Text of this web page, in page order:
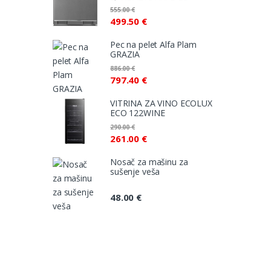
499.50 €
555.00€
Pec na pelet Alfa Plam
GRAZIA
797.40 €
886.00€
VITRINA ZA VINO ECOLUX
ECO 122WINE
261.00 €
290.00€
Nosač za mašinu za
sušenje veša
48.00 €